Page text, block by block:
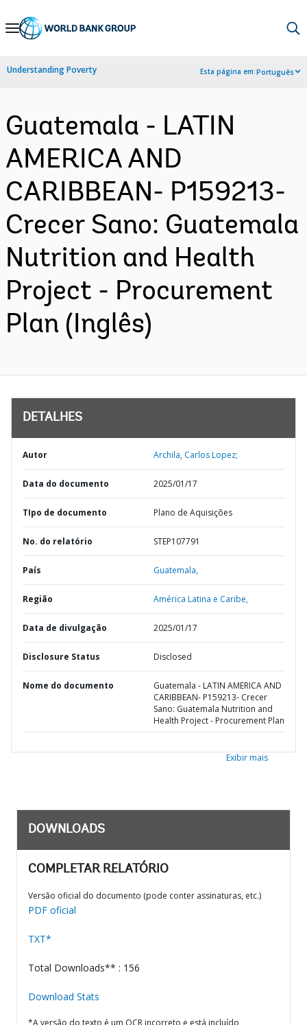
Skip
Navigation
Understanding Poverty Esta página em:Português
Guatemala - LATIN
AMERICA AND
CARIBBEAN- P159213-
Crecer Sano: Guatemala
Nutrition and Health
Project - Procurement
Plan (Inglês)
DETALHES
Autor Archila, Carlos Lopez;
Data do documento 2025/01/17
TIpo de documento Plano de Aquisições
No. do relatório STEP107791
País Guatemala,
Região América Latina e Caribe,
Data de divulgação 2025/01/17
Disclosure Status Disclosed
Nome do documento
Guatemala - LATIN AMERICA AND
CARIBBEAN- P159213- Crecer
Sano: Guatemala Nutrition and
Health Project - Procurement Plan
Exibir mais
DOWNLOADS
COMPLETAR RELATÓRIO
Versão oficial do documento (pode conter assinaturas, etc.)
PDF oficial
TXT*
Total Downloads** : 156
Download Stats
*A versão do texto é um OCR incorreto e está incluído